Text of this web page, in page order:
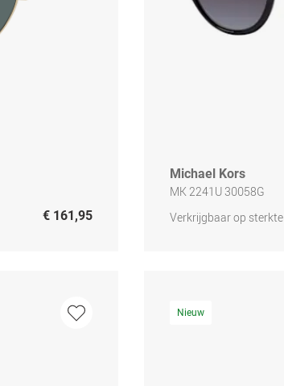
€ 161,95
Michael Kors
MK 2241U 30058G
Verkrijgbaar op sterkte
Nieuw